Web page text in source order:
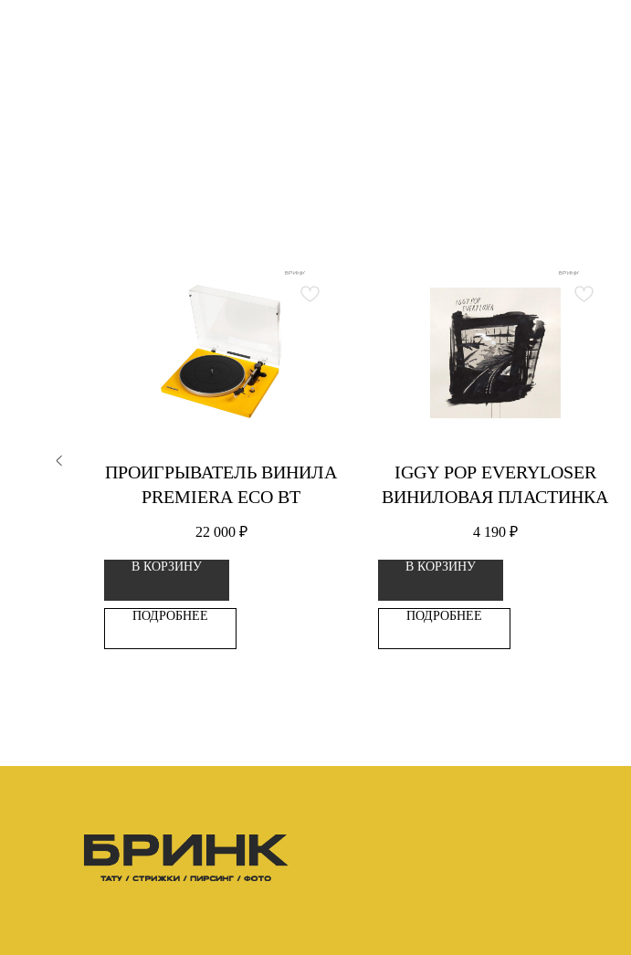
ПРОИГРЫВАТЕЛЬ ВИНИЛА
PREMIERA ECO BT
22 000 ₽
В КОРЗИНУ
ПОДРОБНЕЕ
IGGY POP EVERYLOSER
ВИНИЛОВАЯ ПЛАСТИНКА
4 190 ₽
В КОРЗИНУ
ПОДРОБНЕЕ